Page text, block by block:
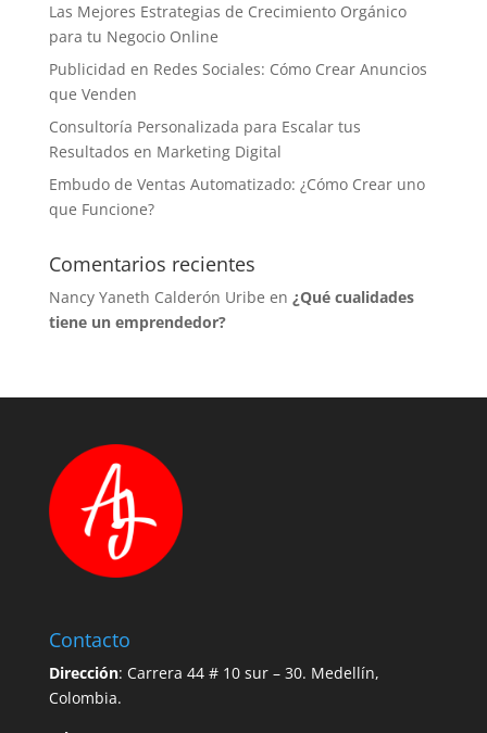
Las Mejores Estrategias de Crecimiento Orgánico
para tu Negocio Online
Publicidad en Redes Sociales: Cómo Crear Anuncios
que Venden
Consultoría Personalizada para Escalar tus
Resultados en Marketing Digital
Embudo de Ventas Automatizado: ¿Cómo Crear uno
que Funcione?
Comentarios recientes
Nancy Yaneth Calderón Uribe en ¿Qué cualidades
tiene un emprendedor?
Contacto
Dirección: Carrera 44 # 10 sur – 30. Medellín,
Colombia.